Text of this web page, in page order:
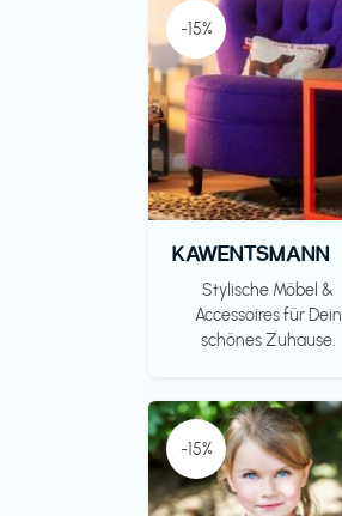
-15%
KAWENTSMANN
Stylische Möbel &
Accessoires für Dein
schönes Zuhause.
-15%